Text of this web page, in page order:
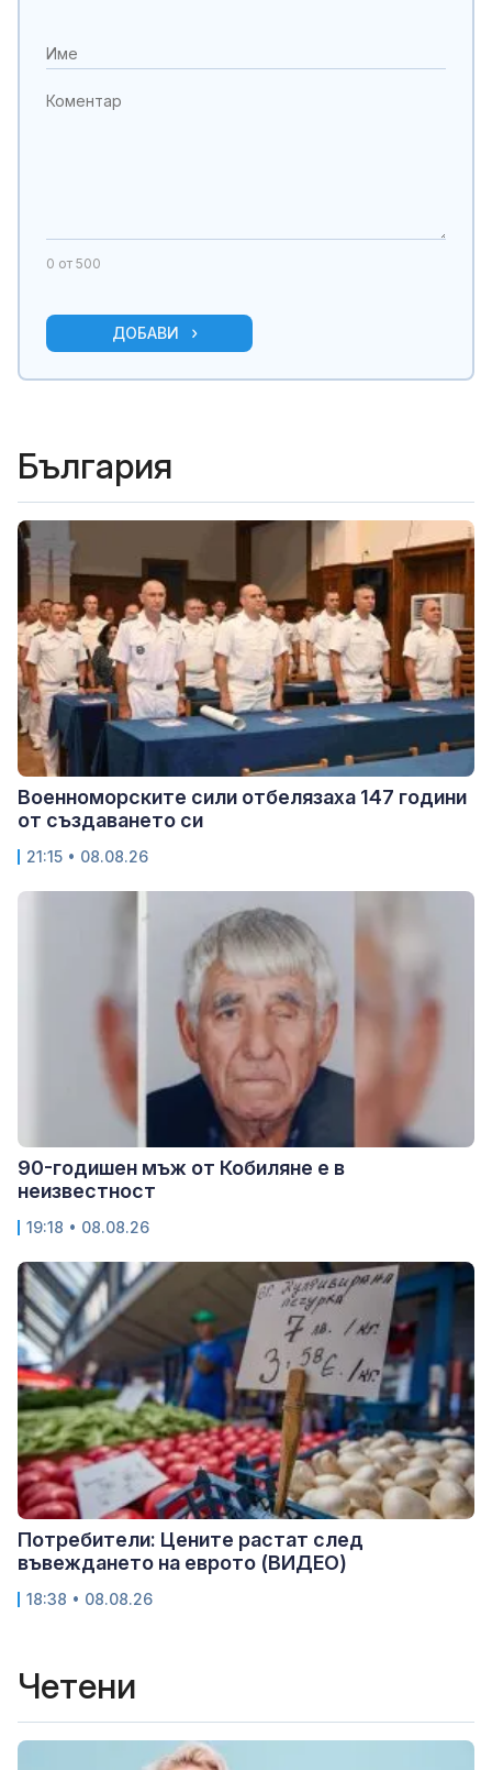
0 от 500
ДОБАВИ
България
Военноморските сили отбелязаха 147 години
от създаването си
21:15 • 08.08.26
90-годишен мъж от Кобиляне е в
неизвестност
19:18 • 08.08.26
Потребители: Цените растат след
въвеждането на еврото (ВИДЕО)
18:38 • 08.08.26
Четени